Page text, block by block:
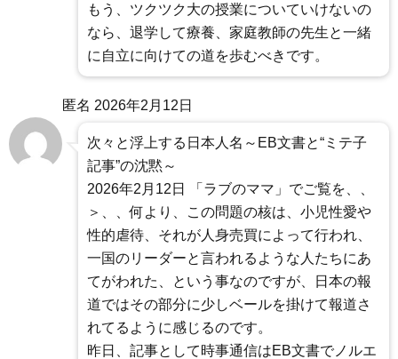
もう、ツクツク大の授業についていけないの
なら、退学して療養、家庭教師の先生と一緒
に自立に向けての道を歩むべきです。
匿名 2026年2月12日
次々と浮上する日本人名～EB文書と“ミテ子
記事”の沈黙～
2026年2月12日 「ラブのママ」でご覧を、、
＞、、何より、この問題の核は、小児性愛や
性的虐待、それが人身売買によって行われ、
一国のリーダーと言われるような人たちにあ
てがわれた、という事なのですが、日本の報
道ではその部分に少しベールを掛けて報道さ
れてるように感じるのです。
昨日、記事として時事通信はEB文書でノルエ